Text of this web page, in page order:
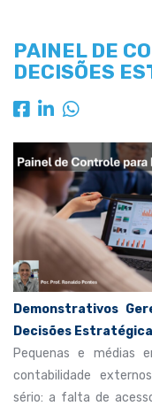
PAINEL DE
DECISÕES
Demonstrativos
Decisões
Pequenas e médias
contabilidade
sério: a falta de